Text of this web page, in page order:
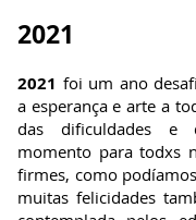
2021
2021 foi um ano
a esperança e arte a
das dificuldades e
momento para todxs
firmes, como
muitas felicidades